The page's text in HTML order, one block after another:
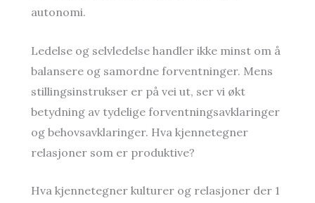
autonomi.
Ledelse og selvledelse handler ikke minst om å
balansere og samordne forventninger. Mens
stillingsinstrukser er på vei ut, ser vi økt
betydning av tydelige forventningsavklaringer
og behovsavklaringer. Hva kjennetegner
relasjoner som er produktive?
Hva kjennetegner kulturer og relasjoner der 1